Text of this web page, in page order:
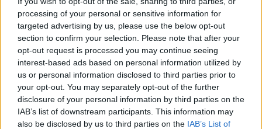
processing of your personal or sensitive information for
targeted advertising by us, please use the below opt-out
section to confirm your selection. Please note that after your
opt-out request is processed you may continue seeing
interest-based ads based on personal information utilized by
us or personal information disclosed to third parties prior to
your opt-out. You may separately opt-out of the further
disclosure of your personal information by third parties on the
IAB’s list of downstream participants. This information may
also be disclosed by us to third parties on the IAB’s List of
ΑΝΑΡΤΗΘΗΚΕ ΑΠΟPIOAN 28 ΑΠΡΙΛΊΟΥ 2026
Πρωτοβουλία της Περιφερειακής Διεύθυνσης Εκπαίδευσης Κρήτης
σε συνεργασία με τα ΚΕ.Δ.Α.Σ.Υ. – Διαθέσιμες για όλους τους
υποψηφίους